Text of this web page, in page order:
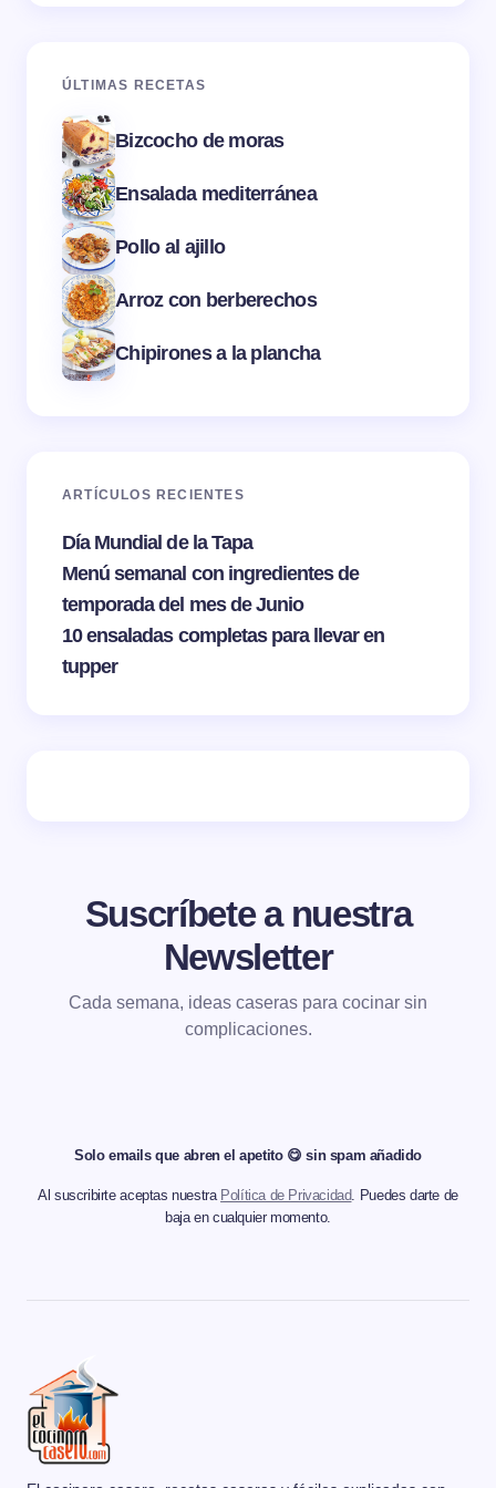
ÚLTIMAS RECETAS
Bizcocho de moras
Ensalada mediterránea
Pollo al ajillo
Arroz con berberechos
Chipirones a la plancha
ARTÍCULOS RECIENTES
Día Mundial de la Tapa
Menú semanal con ingredientes de
temporada del mes de Junio
10 ensaladas completas para llevar en
tupper
Suscríbete a nuestra
Newsletter
Cada semana, ideas caseras para cocinar sin
complicaciones.
Solo emails que abren el apetito 😋 sin spam añadido
Al suscribirte aceptas nuestra Política de Privacidad. Puedes darte de
baja en cualquier momento.